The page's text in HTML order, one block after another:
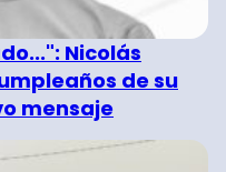
Nicolás
de su
mensaje